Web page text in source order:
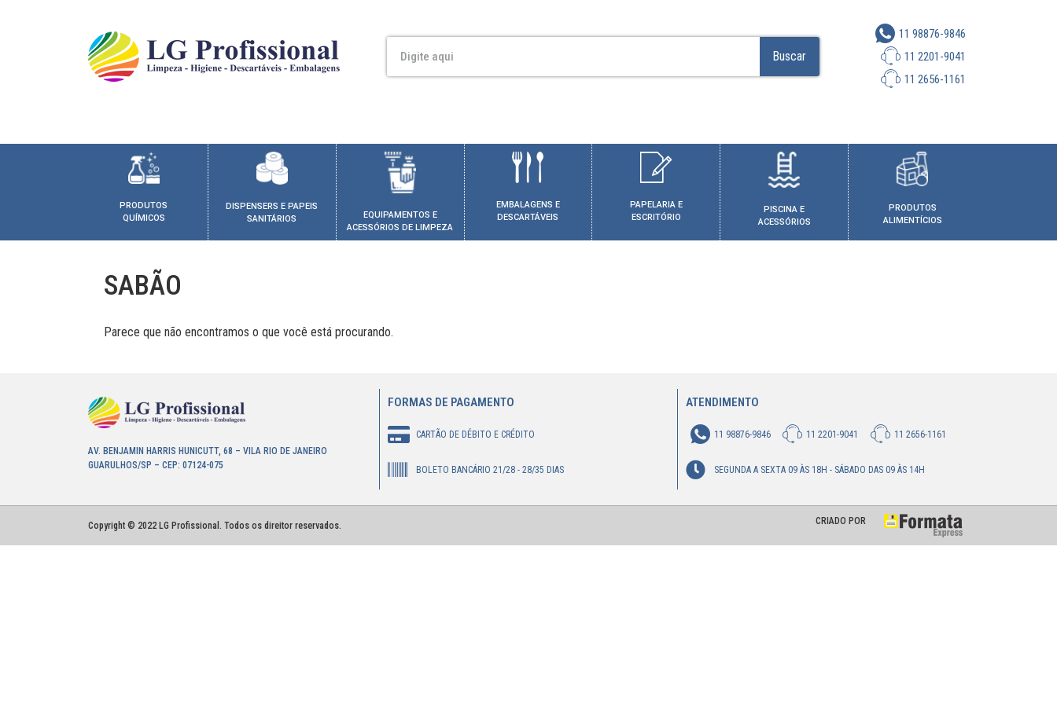
Buscar
11 98876-9846
11 2201-9041
11 2656-1161
PRODUTOS
QUÍMICOS
DISPENSERS E PAPEIS
SANITÁRIOS
EQUIPAMENTOS E
ACESSÓRIOS DE LIMPEZA
EMBALAGENS E
DESCARTÁVEIS
PAPELARIA E
ESCRITÓRIO
PISCINA E
ACESSÓRIOS
PRODUTOS
ALIMENTÍCIOS
SABÃO
Parece que não encontramos o que você está procurando.
AV. BENJAMIN HARRIS HUNICUTT, 68 – VILA RIO DE JANEIRO
GUARULHOS/SP – CEP: 07124-075
FORMAS DE PAGAMENTO
CARTÃO DE DÉBITO E CRÉDITO
BOLETO BANCÁRIO 21/28 - 28/35 DIAS
ATENDIMENTO
11 98876-9846 11 2201-9041 11 2656-1161
SEGUNDA A SEXTA 09 ÀS 18H - SÁBADO DAS 09 ÀS 14H
Copyright © 2022 LG Profissional. Todos os direitor reservados. CRIADO POR